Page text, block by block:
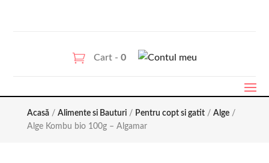
Cart - 0
Acasă/ Alimente si Bauturi/ Pentru copt si gatit/ Alge/
Alge Kombu bio 100g – Algamar